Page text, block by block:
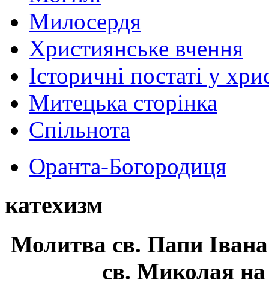
Милосердя
Християнське вчення
Історичні постаті у
Митецька сторінка
Спільнота
Оранта-Богородиця
катехизм
Молитва св. Папи
св. Миколая на